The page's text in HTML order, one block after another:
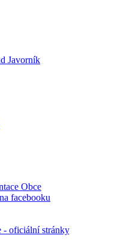
Javorník
- oficiální stránky